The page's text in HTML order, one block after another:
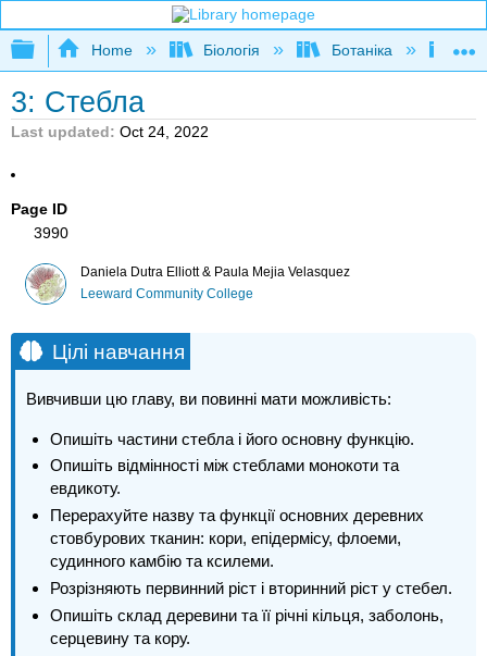
Expand/collapse global hierarchy
Home Біологія Ботаніка
3: Стебла
Last updated Oct 24, 2022
Page ID
3990
Daniela Dutra Elliott & Paula Mejia Velasquez
Leeward Community College
Цілі навчання
Вивчивши цю главу, ви повинні мати можливість:
Опишіть частини стебла і його основну функцію.
Опишіть відмінності між стеблами монокоти та
евдикоту.
Перерахуйте назву та функції основних деревних
стовбурових тканин: кори, епідермісу, флоеми,
судинного камбію та ксилеми.
Розрізняють первинний ріст і вторинний ріст у стебел.
Опишіть склад деревини та її річні кільця, заболонь,
серцевину та кору.